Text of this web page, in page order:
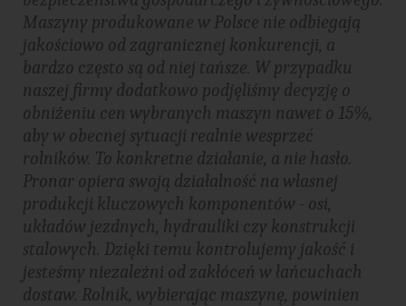
Maszyny produkowane w Polsce nie odbiegają
jakościowo od zagranicznej konkurencji, a
bardzo często są od niej tańsze. W przypadku
naszej firmy dodatkowo podjęliśmy decyzję o
obniżeniu cen wybranych maszyn nawet o 15%,
aby w obecnej sytuacji realnie wesprzeć
rolników. To konkretne działanie, a nie hasło.
Pronar opiera swoją działalność na własnej
produkcji kluczowych komponentów - osi,
układów jezdnych, hydrauliki czy konstrukcji
stalowych. Dzięki temu kontrolujemy jakość i
jesteśmy niezależni od zakłóceń w łańcuchach
dostaw. Rolnik, wybierając maszynę, powinien